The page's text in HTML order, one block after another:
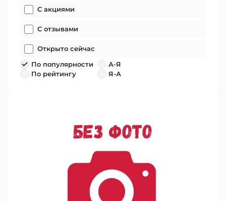
С акциями
С отзывами
Открыто сейчас
По популярности
По рейтингу
А-Я
Я-А